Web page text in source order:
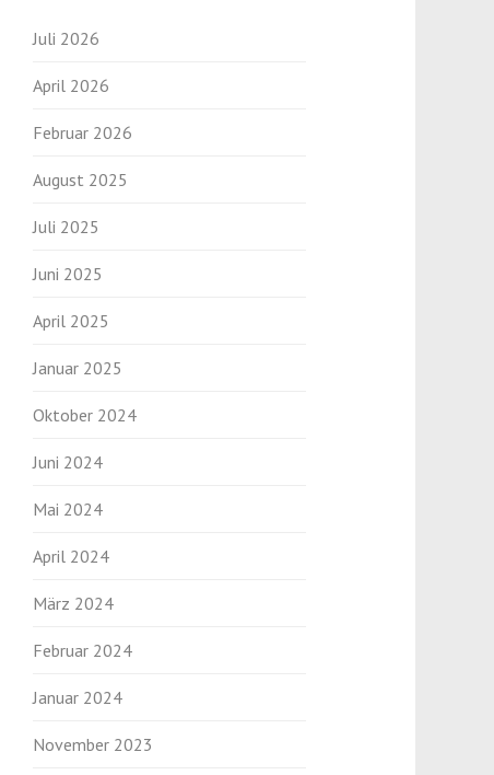
Juli 2026
April 2026
Februar 2026
August 2025
Juli 2025
Juni 2025
April 2025
Januar 2025
Oktober 2024
Juni 2024
Mai 2024
April 2024
März 2024
Februar 2024
Januar 2024
November 2023